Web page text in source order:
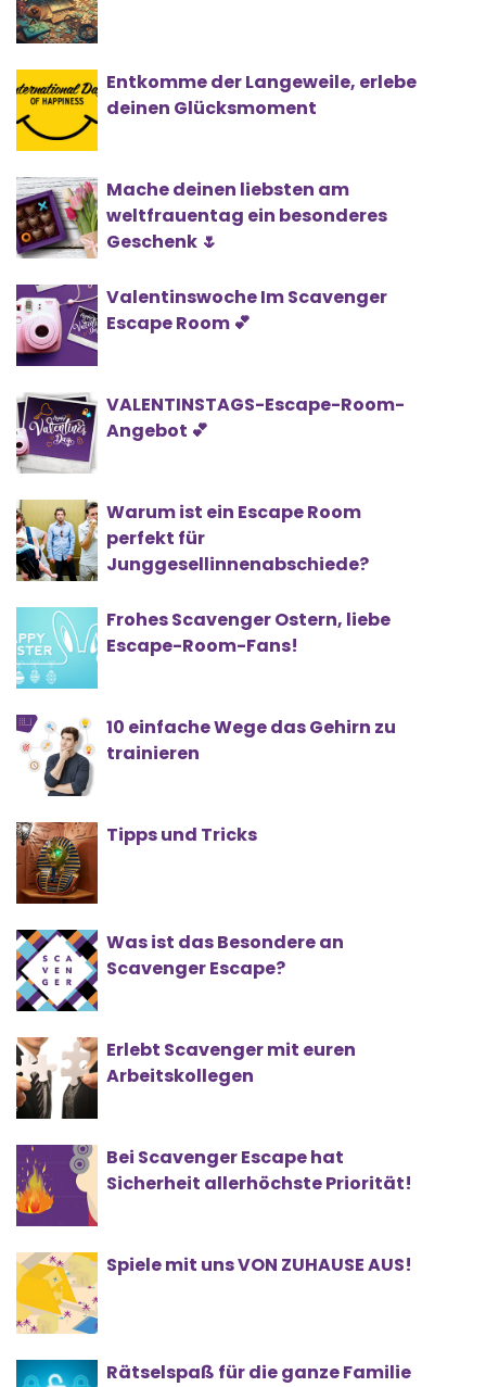
Entkomme der Langeweile, erlebe
deinen Glücksmoment
Mache deinen liebsten am
weltfrauentag ein besonderes
Geschenk 🌷
Valentinswoche Im Scavenger
Escape Room 💕
VALENTINSTAGS-Escape-Room-
Angebot 💕
Warum ist ein Escape Room
perfekt für
Junggesellinnenabschiede?
Frohes Scavenger Ostern, liebe
Escape-Room-Fans!
10 einfache Wege das Gehirn zu
trainieren
Tipps und Tricks
Was ist das Besondere an
Scavenger Escape?
Erlebt Scavenger mit euren
Arbeitskollegen
Bei Scavenger Escape hat
Sicherheit allerhöchste Priorität!
Spiele mit uns VON ZUHAUSE AUS!
Rätselspaß für die ganze Familie